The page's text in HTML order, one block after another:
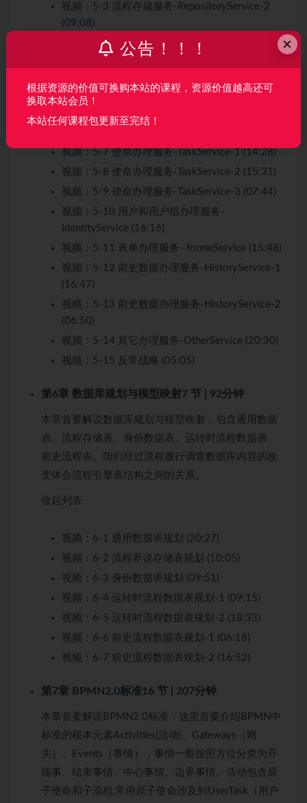
视频： 5-3 流程存储服务-RepositoryService-2
(09:08)
5-4 流程运转 操控服务-RuntimeService-1
(16:16)
视频：5-6 流程运转 操控服务-RuntimeService-3
视频： 5-7 使命办理服务-TaskService-1 (14:28)
视频： 5-8 使命办理服务-TaskService-2 (15:31)
视频： 5-9 使命办理服务-TaskService-3 (07:44)
视频： 5-10 用户和用户组办理服务-
IdentityService (16:16)
视频： 5-11 表单办理服务- formeService (15:48)
视频： 5-12 前史数据办理服务-HistoryService-1
(16:47)
视频： 5-13 前史数据办理服务-HistoryService-2
(06:50)
视频： 5-14 其它办理服务-OtherService (20:30)
视频： 5-15 反常战略 (05:05)
第6章 数据库规划与模型映射7 节 | 92分钟
本章首要解说数据库规划与模型映射，包含通用数据
表、流程存储表、身份数据表、运转时流程数据表、
前史流程表。咱们经过流程履行调查数据库内容的改
变体会流程引擎表结构之间的关系。
收起列表
视频： 6-1 通用数据表规划 (20:27)
视频： 6-2 流程界说存储表规划 (10:05)
视频： 6-3 身份数据表规划 (09:51)
视频： 6-4 运转时流程数据表规划-1 (09:15)
视频： 6-5 运转时流程数据表规划-2 (18:33)
视频： 6-6 前史流程数据表规划-1 (06:18)
视频： 6-7 前史流程数据表规划-2 (16:52)
第7章 BPMN2.0标准16 节 | 207分钟
本章首要解说BPMN2.0标准，这里首要介绍BPMN中
标准的根本元素Activities(活动)、Gateways（网
关）、Events（事情），事情一般按照方位分类为开
端事、结束事情、中心事情、边界事情。活动包含原
子使命和子流程,常用原子使命涉及到UserTask（用户
×
公告！！！
根据资源的价值可换购本站的课程，资源价值越高还可
换取本站会员！
本站任何课程包更新至完结！